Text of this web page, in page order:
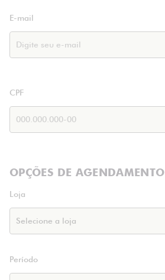
E-mail
CPF
OPÇÕES DE AGENDAMENTO
Loja
Período